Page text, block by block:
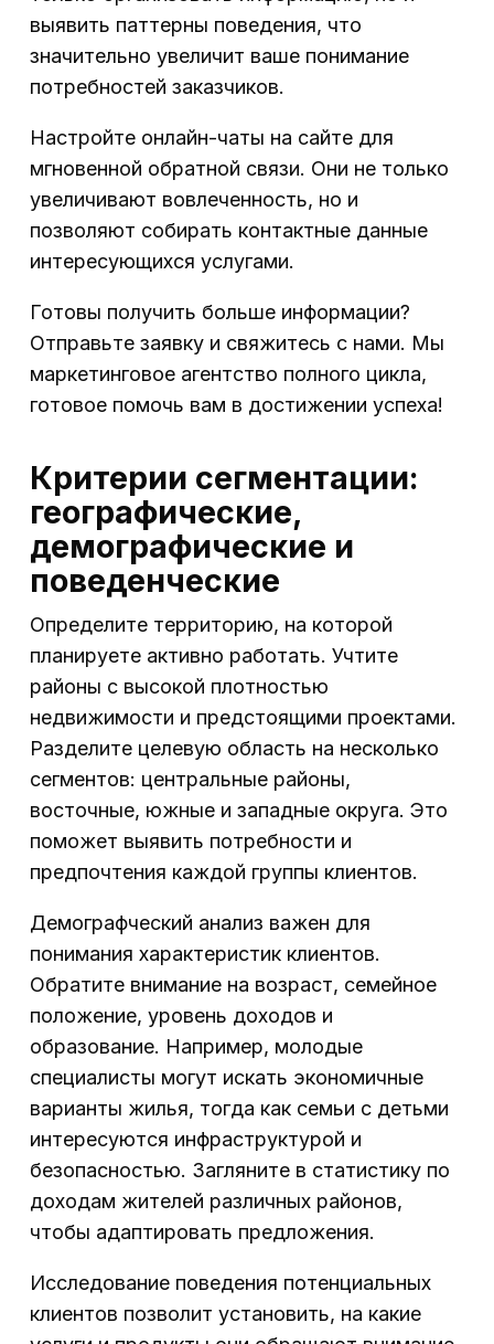
выявить паттерны поведения, что
значительно увеличит ваше понимание
потребностей заказчиков.
Настройте онлайн-чаты на сайте для
мгновенной обратной связи. Они не только
увеличивают вовлеченность, но и
позволяют собирать контактные данные
интересующихся услугами.
Готовы получить больше информации?
Отправьте заявку и свяжитесь с нами. Мы
маркетинговое агентство полного цикла,
готовое помочь вам в достижении успеха!
Критерии сегментации:
географические,
демографические и
поведенческие
Определите территорию, на которой
планируете активно работать. Учтите
районы с высокой плотностью
недвижимости и предстоящими проектами.
Разделите целевую область на несколько
сегментов: центральные районы,
восточные, южные и западные округа. Это
поможет выявить потребности и
предпочтения каждой группы клиентов.
Демографческий анализ важен для
понимания характеристик клиентов.
Обратите внимание на возраст, семейное
положение, уровень доходов и
образование. Например, молодые
специалисты могут искать экономичные
варианты жилья, тогда как семьи с детьми
интересуются инфраструктурой и
безопасностью. Загляните в статистику по
доходам жителей различных районов,
чтобы адаптировать предложения.
Исследование поведения потенциальных
клиентов позволит установить, на какие